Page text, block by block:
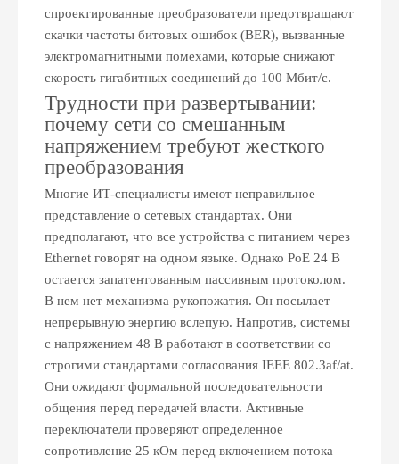
спроектированные преобразователи предотвращают
скачки частоты битовых ошибок (BER), вызванные
электромагнитными помехами, которые снижают
скорость гигабитных соединений до 100 Мбит/с.
Трудности при развертывании:
почему сети со смешанным
напряжением требуют жесткого
преобразования
Многие ИТ-специалисты имеют неправильное
представление о сетевых стандартах. Они
предполагают, что все устройства с питанием через
Ethernet говорят на одном языке. Однако PoE 24 В
остается запатентованным пассивным протоколом.
В нем нет механизма рукопожатия. Он посылает
непрерывную энергию вслепую. Напротив, системы
с напряжением 48 В работают в соответствии со
строгими стандартами согласования IEEE 802.3af/at.
Они ожидают формальной последовательности
общения перед передачей власти. Активные
переключатели проверяют определенное
сопротивление 25 кОм перед включением потока